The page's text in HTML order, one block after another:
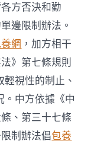
方否決和勸
邊限制辦法。
網 ，加方相干
》第七條規則
視性的制止、
。中方依據《中
、第三十七條
制辦法倡包養